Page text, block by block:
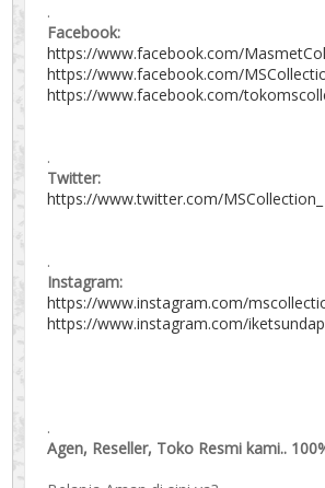
.
Facebook:
https://www.facebook.com/
https://www.facebook.com/
https://www.facebook.com/
.
Twitter:
https://www.twitter.com/MSCollection_
.
Instagram:
https://www.instagram.com/
https://www.instagram.com/
.
Agen, Reseller, Toko Resmi kami..